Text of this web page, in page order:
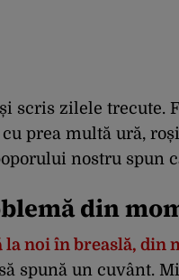
scris zilele trecute.
prea multă ură,
nostru spun
din
la noi în breaslă, din
spună un cuvânt.